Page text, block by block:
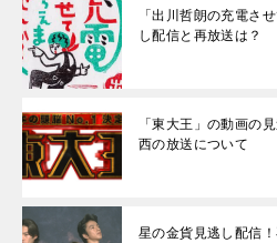
「出川哲朗の充電さ
し配信と再放送は？
「東大王」の動画の
西の放送について
星の金貨見逃し配信